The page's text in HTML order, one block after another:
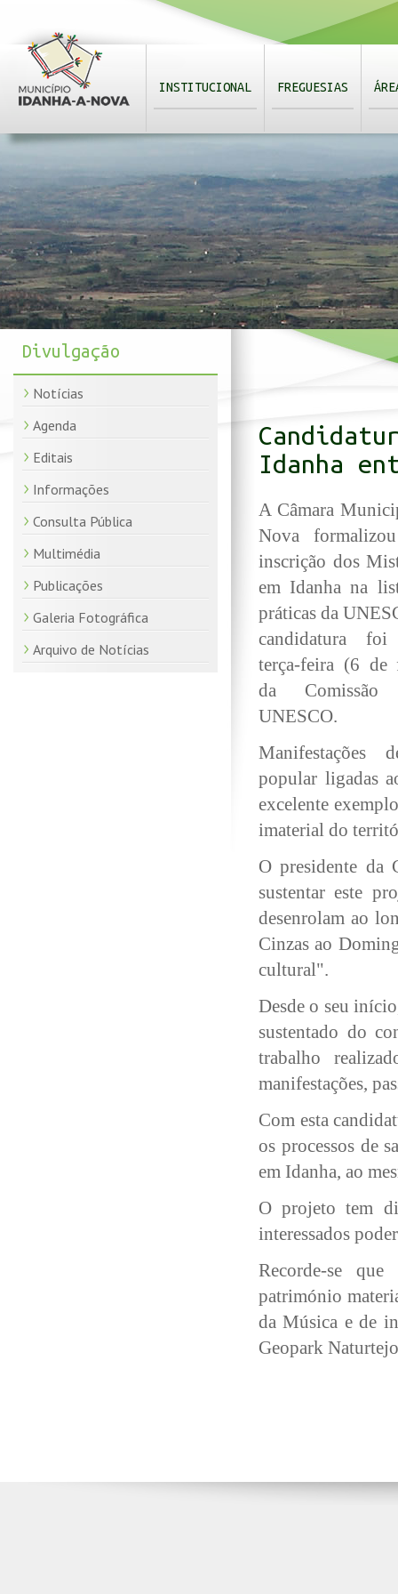
INSTITUCIONAL FREGUESIAS
Divulgação
Notícias
Agenda
Editais
Informações
Consulta Pública
Multimédia
Publicações
Galeria Fotográfica
Arquivo de Notícias
Idanha
A Câmara
Nova
inscrição dos
em Idanha na
práticas da
candidatura foi
terça-feira (6 de
da
UNESCO.
Manifestações
popular ligadas
excelente
imaterial do
O presidente da
sustentar este
desenrolam ao
Cinzas ao
cultural".
Desde o seu
sustentado do
trabalho
manifestações,
Com esta
os processos de
em Idanha, ao
O projeto tem
interessados
Recorde-se
património
da Música e de
Geopark